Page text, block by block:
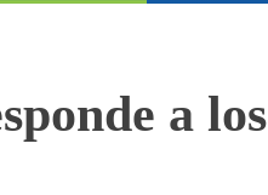
a los